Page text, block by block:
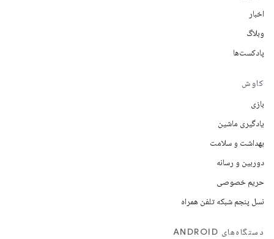
اخبار
وبلاگ
پادکست‌ها
کاوش
بازی
یادگیری ماشین
بهداشت و سلامت
دوربین و رسانه
حریم خصوصی
نسل پنجم شبکه تلفن همراه
دستگاه‌های ANDROID